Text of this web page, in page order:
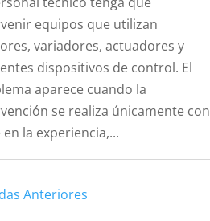
equipos que utilizan
variadores, actuadores y
dispositivos de control. El
aparece cuando la
se realiza únicamente con
en la experiencia,...
Anteriores